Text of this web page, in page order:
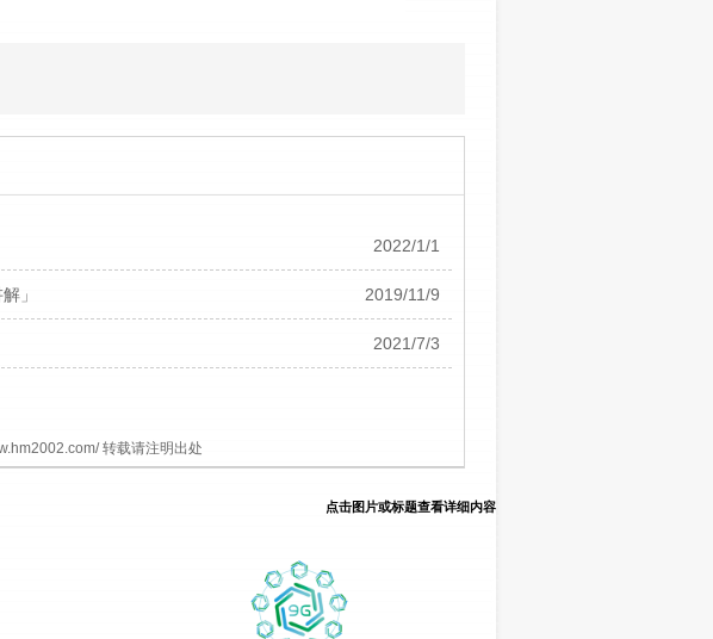
2022/1/1
2019/11/9
」
2021/7/3
转载请注明出处
点击图片或标题查看详细内容